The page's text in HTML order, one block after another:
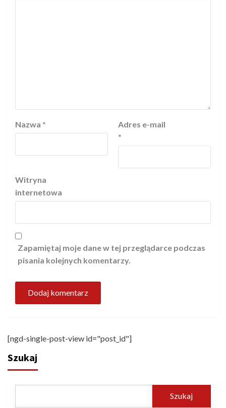
Nazwa *
Adres e-mail
*
Witryna
internetowa
Zapamiętaj moje dane w tej przeglądarce podczas
pisania kolejnych komentarzy.
[ngd-single-post-view id="post_id"]
Szukaj
Szukaj